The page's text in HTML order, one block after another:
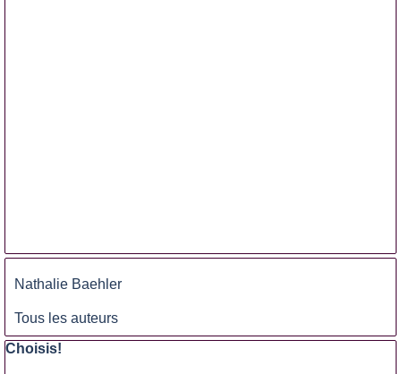
Nathalie Baehler
Tous les auteurs
Sauter le bloc Choisis!
Choisis!